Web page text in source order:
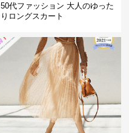
50代ファッション 大人のゆった
りロングスカート